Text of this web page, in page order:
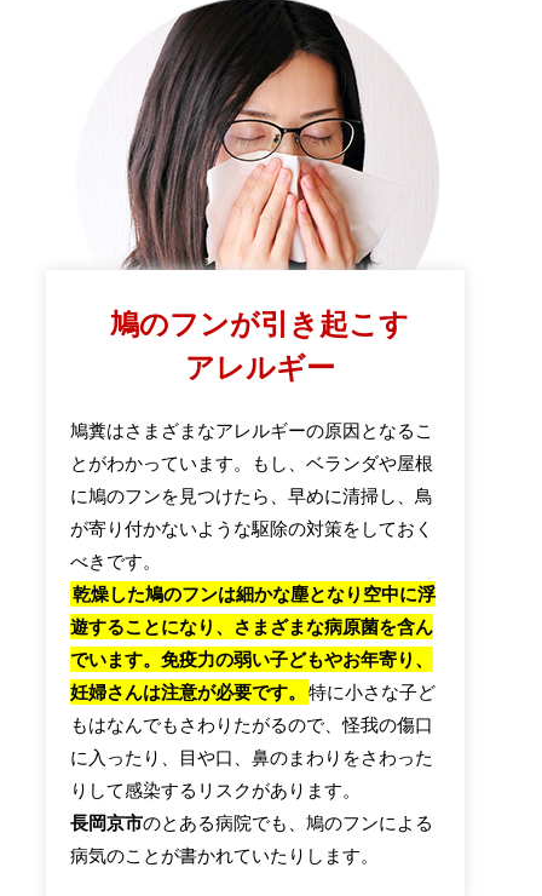
鳩のフンが引き起こす
アレルギー
鳩糞はさまざまなアレルギーの原因となるこ
とがわかっています。もし、ベランダや屋根
に鳩のフンを見つけたら、早めに清掃し、鳥
が寄り付かないような駆除の対策をしておく
べきです。
乾燥した鳩のフンは細かな塵となり空中に浮
遊することになり、さまざまな病原菌を含ん
でいます。免疫力の弱い子どもやお年寄り、
妊婦さんは注意が必要です。
特に小さな子ど
もはなんでもさわりたがるので、怪我の傷口
に入ったり、目や口、鼻のまわりをさわった
りして感染するリスクがあります。
長岡京市のとある病院でも、鳩のフンによる
病気のことが書かれていたりします。